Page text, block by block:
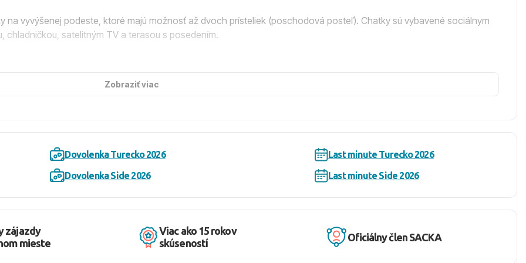
vyvýšenej podeste, ktoré majú možnosť až dvoch prísteliek (poschodová posteľ). Chatky sú vybavené sociálnym
chladničkou, satelitným TV a terasou s posedením.
sa nachádza priamo pred hotelom. Na pláži sú k dispozícii ležadlá a slnečníky zadarmo a služby plážového baru.
Zobraziť viac
Dovolenka Turecko 2026
Last minute Turecko 2026
Dovolenka Side 2026
Last minute Side 2026
zájazdy
mieste
Viac ako 15 rokov
skúseností
Oficiálny člen SACKA